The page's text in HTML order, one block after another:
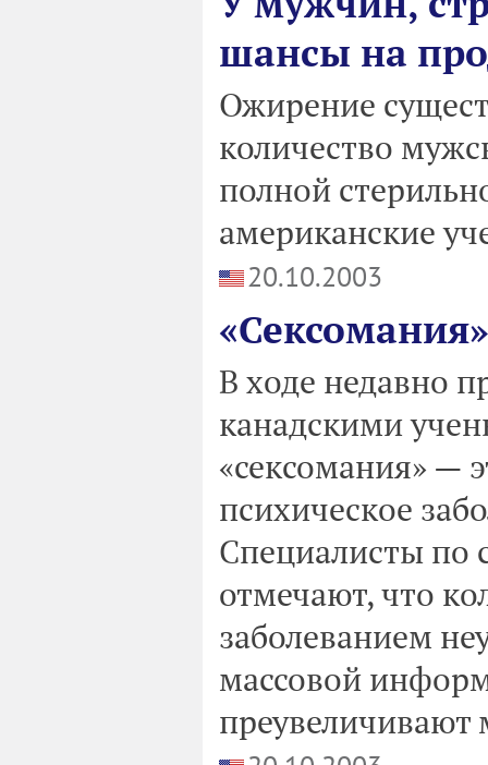
шансы на
Ожирение
количество
полной
американские
20.10.2003
В ходе недавно
канадскими
«сексомания» —
психическое
Специалисты по
отмечают, что
заболеванием
массовой
преувеличивают